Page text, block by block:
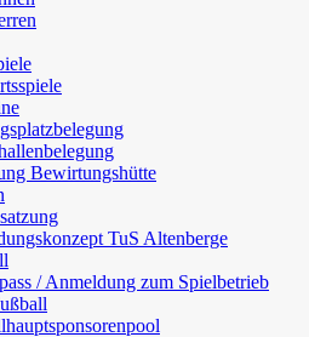
Bewirtungshütte
TuS Altenberge
/ Anmeldung zum Spielbetrieb